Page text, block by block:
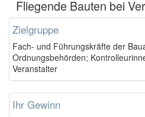
Fliegende Bauten bei
Zielgruppe
Fach- und Führungskräfte der
Ordnungsbehörden;
Veranstalter
Ihr Gewinn